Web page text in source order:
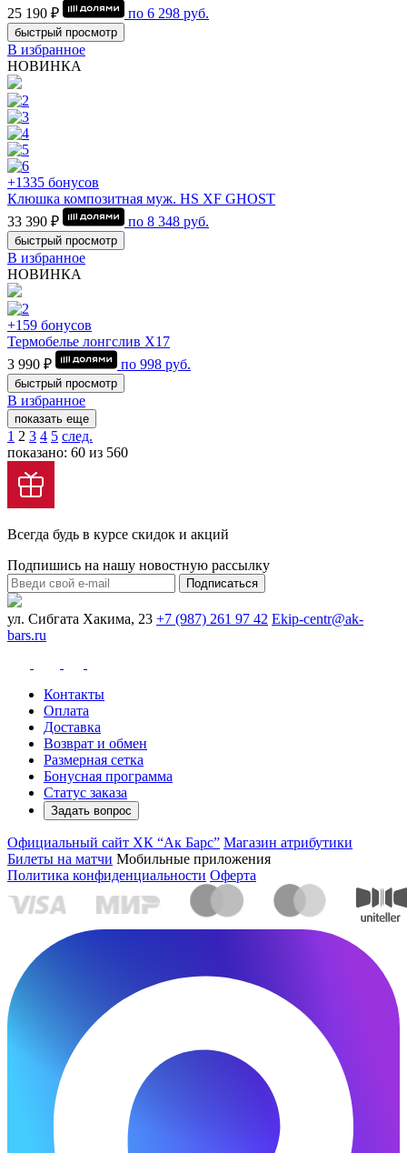
25 190 ₽
по 6 298 руб.
быстрый просмотр
В избранное
НОВИНКА
+1335 бонусов
Клюшка композитная муж. HS XF GHOST
33 390 ₽
по 8 348 руб.
быстрый просмотр
В избранное
НОВИНКА
+159 бонусов
Термобелье лонгслив Х17
3 990 ₽
по 998 руб.
быстрый просмотр
В избранное
показать еще
1 2 3 4 5 след.
показано: 60 из 560
Всегда будь в курсе скидок и акций
Подпишись на нашу новостную рассылку
Подписаться
ул. Сибгата Хакима, 23 +7 (987) 261 97 42 Ekip-centr@ak-
bars.ru
Контакты
Оплата
Доставка
Возврат и обмен
Размерная сетка
Бонусная программа
Статус заказа
Задать вопрос
Официальный сайт ХК “Ак Барс” Магазин атрибутики
Билеты на матчи Мобильные приложения
Политика конфиденциальности Оферта